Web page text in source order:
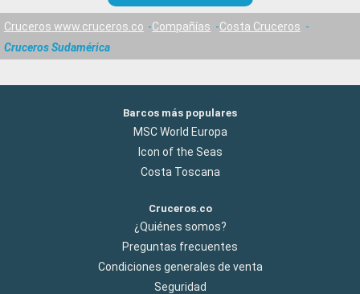
Cruceros www.cruceros.co Compañías
Costa Cruceros
Cruceros Sudamérica
Barcos más populares
MSC World Europa
Icon of the Seas
Costa Toscana
Cruceros.co
¿Quiénes somos?
Preguntas frecuentes
Condiciones generales de venta
Seguridad